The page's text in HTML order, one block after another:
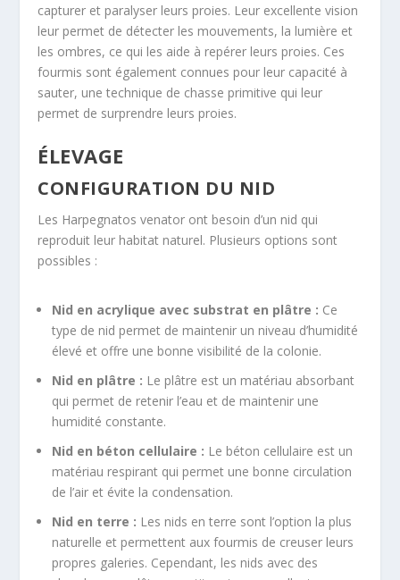
capturer et paralyser leurs proies. Leur excellente vision
leur permet de détecter les mouvements, la lumière et
les ombres, ce qui les aide à repérer leurs proies. Ces
fourmis sont également connues pour leur capacité à
sauter, une technique de chasse primitive qui leur
permet de surprendre leurs proies.
ÉLEVAGE
CONFIGURATION DU NID
Les Harpegnatos venator ont besoin d’un nid qui
reproduit leur habitat naturel. Plusieurs options sont
possibles :
Nid en acrylique avec substrat en plâtre : Ce
type de nid permet de maintenir un niveau d’humidité
élevé et offre une bonne visibilité de la colonie.
Nid en plâtre : Le plâtre est un matériau absorbant
qui permet de retenir l’eau et de maintenir une
humidité constante.
Nid en béton cellulaire : Le béton cellulaire est un
matériau respirant qui permet une bonne circulation
de l’air et évite la condensation.
Nid en terre : Les nids en terre sont l’option la plus
naturelle et permettent aux fourmis de creuser leurs
propres galeries. Cependant, les nids avec des